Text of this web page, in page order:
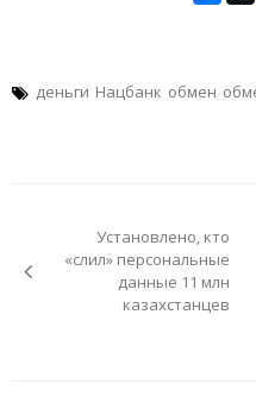
деньги Нацбанк обмен
Установлено, кто
«слил» персональные
данные 11 млн
казахстанцев